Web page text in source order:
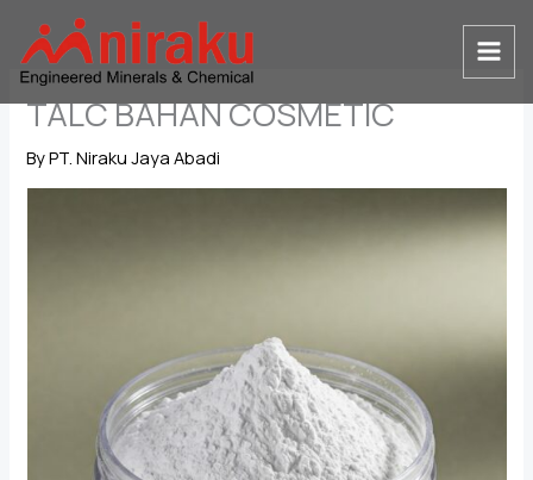
content
TALC BAHAN COSMETIC
ByPT. Niraku Jaya Abadi